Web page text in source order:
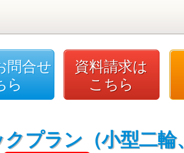
問合せ
ら
資料請求は
こちら
プラン（小型二輪